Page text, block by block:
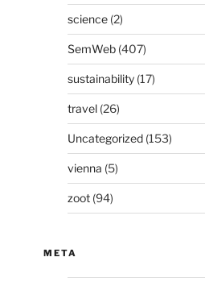
science(2)
SemWeb(407)
sustainability(17)
travel(26)
Uncategorized(153)
vienna (5)
zoot(94)
META